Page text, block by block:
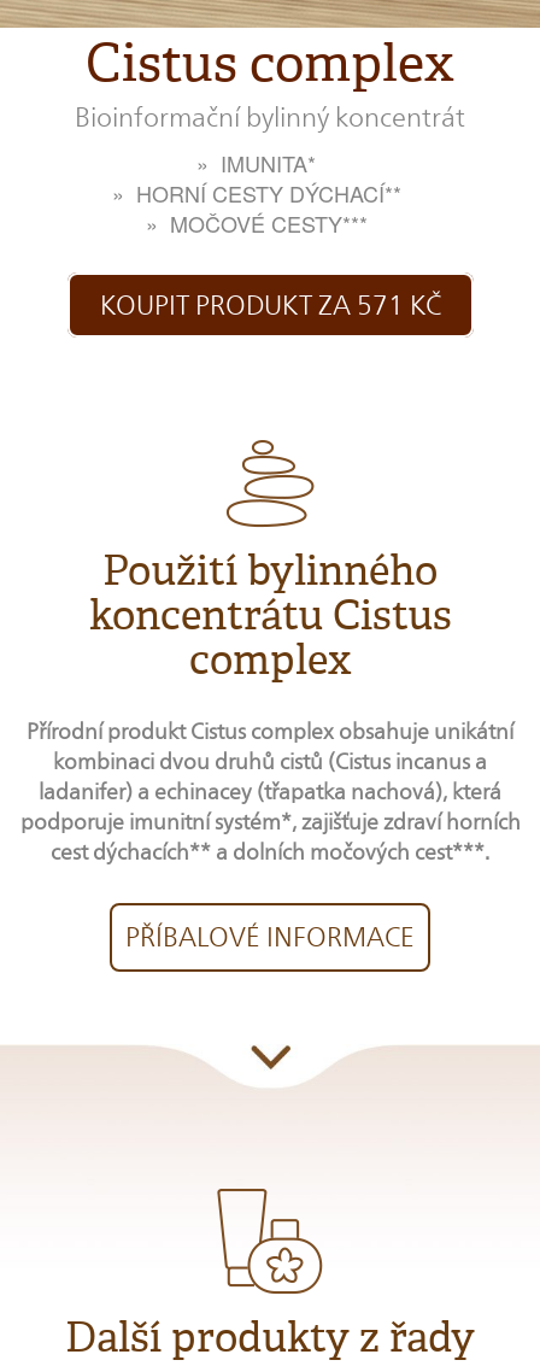
Cistus complex
Bioinformační bylinný koncentrát
IMUNITA*
HORNÍ CESTY DÝCHACÍ**
MOČOVÉ CESTY***
KOUPIT PRODUKT ZA 571 KČ
Použití bylinného
koncentrátu Cistus
complex
Přírodní produkt Cistus complex obsahuje unikátní
kombinaci dvou druhů cistů (Cistus incanus a
ladanifer) a echinacey (třapatka nachová), která
podporuje imunitní systém*, zajišťuje zdraví horních
cest dýchacích** a dolních močových cest***.
PŘÍBALOVÉ INFORMACE
Další produkty z řady